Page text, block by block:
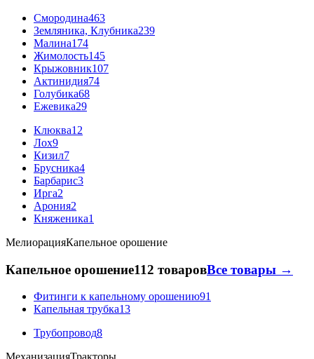
Смородина463
Земляника, Клубника239
Малина174
Жимолость145
Крыжовник107
Актинидия74
Голубика68
Ежевика29
Клюква12
Лох9
Кизил7
Брусника4
Барбарис3
Ирга2
Арония2
Княженика1
МелиорацияКапельное орошение
Капельное орошение112 товаровВсе товары →
Фитинги к капельному орошению91
Капельная трубка13
Трубопровод8